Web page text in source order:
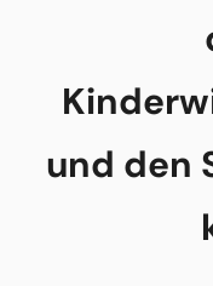
und den